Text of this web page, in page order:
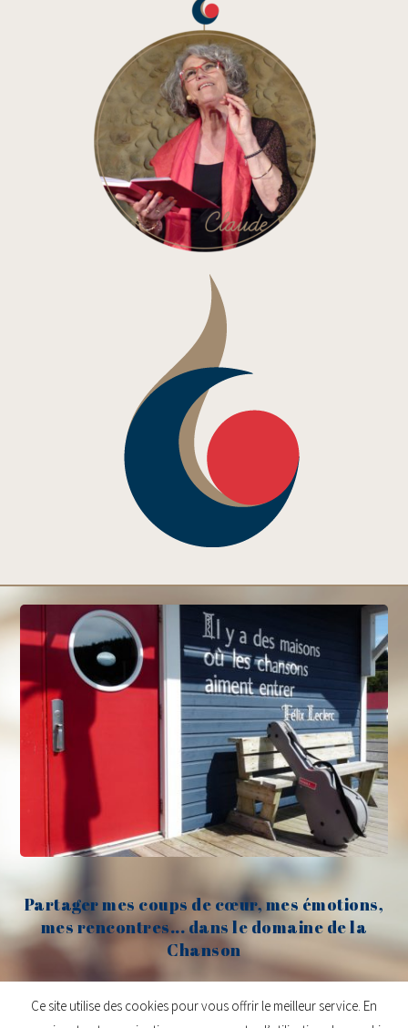
Partager mes coups de cœur, mes émotions,
mes rencontres... dans le domaine de la
Chanson
Claude Fèvre
Ce site utilise des cookies pour vous offrir le meilleur service. En